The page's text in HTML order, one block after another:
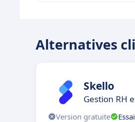
Alternatives
Skello
Gestion RH
Version gratuite